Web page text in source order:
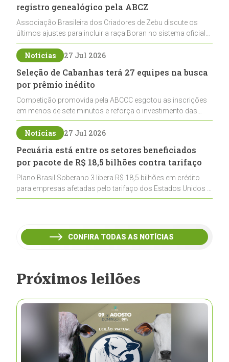
registro genealógico pela ABCZ
Associação Brasileira dos Criadores de Zebu discute os
últimos ajustes para incluir a raça Boran no sistema oficial
de registros, abrindo caminho para sua expansão na
pecuária nacional
Notícias 27 Jul 2026
Seleção de Cabanhas terá 27 equipes na busca
por prêmio inédito
Competição promovida pela ABCCC esgotou as inscrições
em menos de sete minutos e reforça o investimento das
cabanhas na seleção genética de Cavalos Crioulos voltados
ao laço
Notícias 27 Jul 2026
Pecuária está entre os setores beneficiados
por pacote de R$ 18,5 bilhões contra tarifaço
Plano Brasil Soberano 3 libera R$ 18,5 bilhões em crédito
para empresas afetadas pelo tarifaço dos Estados Unidos e
inclui a pecuária entre os setores estratégicos
CONFIRA TODAS AS NOTÍCIAS
Próximos leilões